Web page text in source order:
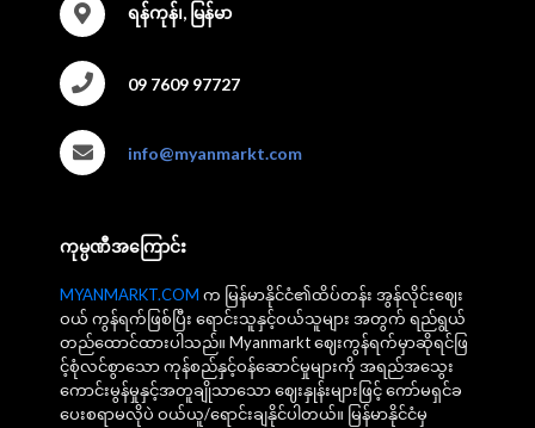
ရန်ကုန်၊, မြန်မာ
09 7609 97727
info@myanmarkt.com
ကုမ္ပဏီအကြောင်း
MYANMARKT.COM က မြန်မာနိုင်ငံ၏ထိပ်တန်း အွန်လိုင်းဈေး
ဝယ် ကွန်ရက်ဖြစ်ပြီး ရောင်းသူနှင့်ဝယ်သူများ အတွက် ရည်ရွယ်
တည်ထောင်ထားပါသည်။ Myanmarkt ဈေးကွန်ရက်မှာဆိုရင်ဖြ
င့်စုံလင်စွာသော ကုန်စည်နှင့်ဝန်ဆောင်မှုများကို အရည်အသွေး
ကောင်းမွန်မှုနှင့်အတူချိုသာသော ဈေးနှုန်းများဖြင့် ကော်မရှင်ခ
ပေးစရာမလိုပဲ ဝယ်ယူ/ရောင်းချနိုင်ပါတယ်။ မြန်မာနိုင်ငံမှ